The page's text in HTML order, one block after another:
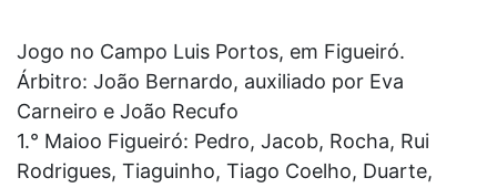
Jogo no Campo Luis Portos, em Figueiró.
Árbitro: João Bernardo, auxiliado por Eva
Carneiro e João Recufo
1.° Maioo Figueiró: Pedro, Jacob, Rocha, Rui
Rodrigues, Tiaguinho, Tiago Coelho, Duarte,